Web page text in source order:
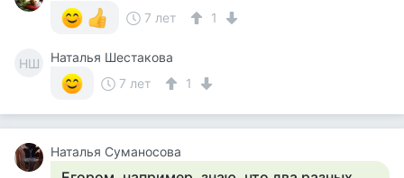
7 лет
1
НШ
Наталья Шестакова
7 лет
1
Наталья Суманосова